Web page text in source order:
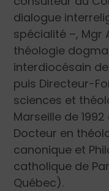
dialogue
spécialité –, Mgr
théologie
interdiocésain de
puis Directeur-
sciences et
Marseille de
Docteur en
canonique et
catholique de
Québec).